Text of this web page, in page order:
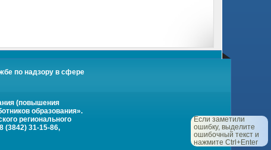
по надзору в сфере
(повышения
образования».
регионального
(3842) 31-15-86,
Если заметили
ошибку, выделите
ошибочный текст и
нажмите Ctrl+Enter